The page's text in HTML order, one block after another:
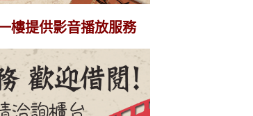
樓提供影音播放服務